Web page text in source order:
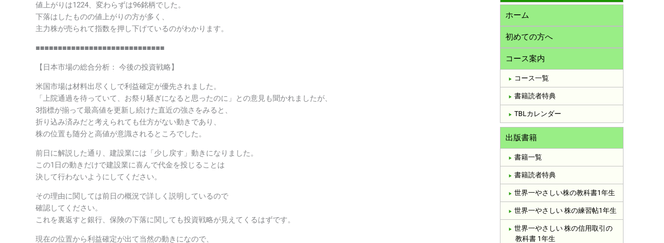
値上がりは1224、変わらずは96銘柄でした。
下落はしたものの値上がりの方が多く、
主力株が売られて指数を押し下げているのがわかります。
■■■■■■■■■■■■■■■■■■■■■■■■■■■■■
【日本市場の総合分析： 今後の投資戦略】
米国市場は材料出尽くしで利益確定が優先されました。
「上院通過を待っていて、お祭り騒ぎになると思ったのに」との意見も聞かれましたが、
3指標が揃って最高値を更新し続けた直近の強さをみると、
折り込み済みだと考えられても仕方がない動きであり、
株の位置も随分と高値が意識されるところでした。
前日に解説した通り、建設業には「少し戻す」動きになりました。
この1日の動きだけで建設業に喜んで代金を投じることは
決して行わないようにしてください。
その理由に関しては前日の概況で詳しく説明しているので
確認してください。
これを裏返すと銀行、保険の下落に関しても投資戦略が見えてくるはずです。
現在の位置から利益確定が出て当然の動きになので、
ホーム
初めての方へ
コース案内
コース一覧
書籍読者特典
TBLカレンダー
出版書籍
書籍一覧
書籍読者特典
世界一やさしい株の教科書1年生
世界一やさしい 株の練習帖1年生
世界一やさしい 株の信用取引の
教科書 1年生